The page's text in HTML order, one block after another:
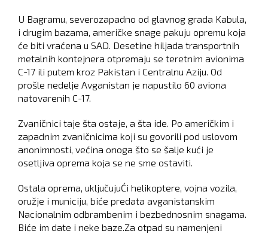
U Bagramu, severozapadno od glavnog grada Kabula,
i drugim bazama, američke snage pakuju opremu koja
će biti vraćena u SAD. Desetine hiljada transportnih
metalnih kontejnera otpremaju se teretnim avionima
C-17 ili putem kroz Pakistan i Centralnu Aziju. Od
prošle nedelje Avganistan je napustilo 60 aviona
natovarenih C-17.
Zvaničnici taje šta ostaje, a šta ide. Po američkim i
zapadnim zvaničnicima koji su govorili pod uslovom
anonimnosti, većina onoga što se šalje kući je
osetljiva oprema koja se ne sme ostaviti.
Ostala oprema, uključujuĆi helikoptere, vojna vozila,
oružje i municiju, biće predata avganistanskim
Nacionalnim odbrambenim i bezbednosnim snagama.
Biće im date i neke baze.Za otpad su namenjeni